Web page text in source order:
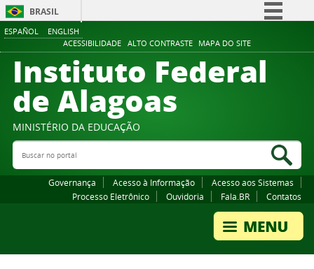
ESPAÑOL ENGLISH
ACESSIBILIDADE ALTO CONTRASTE MAPA DO SITE
BRASIL
Comunica BR
Participe
Canais
Instituto Federal
de Alagoas
MINISTÉRIO DA EDUCAÇÃO
Buscar no portal
Governança Acesso à Informação
Acesso aos Sistemas
Processo Eletrônico
Ouvidoria Fala.BR Contatos